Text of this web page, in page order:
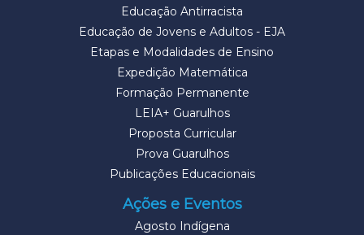
Educação Antirracista
Educação de Jovens e Adultos - EJA
Etapas e Modalidades de Ensino
Expedição Matemática
Formação Permanente
LEIA+ Guarulhos
Proposta Curricular
Prova Guarulhos
Publicações Educacionais
Ações e Eventos
Agosto Indígena